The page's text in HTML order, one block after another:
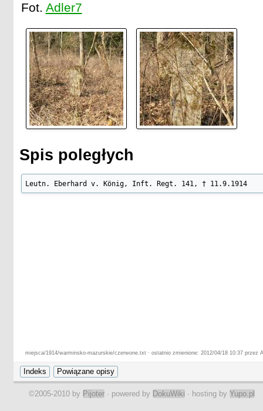
Fot. Adler7
Spis poległych
Leutn. Eberhard v. König, Inft. Regt. 141, † 11.9.1914
miejsca/1914/warminsko-mazurskie/czerwone.txt · ostatnio zmienione: 2012/04/18 10:37 przez
©2005-2010 by Pijoter · powered by DokuWiki · hosting by Yupo.pl